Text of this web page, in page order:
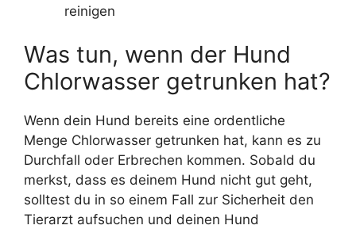
reinigen
Was tun, wenn der Hund
Chlorwasser getrunken hat?
Wenn dein Hund bereits eine ordentliche
Menge Chlorwasser getrunken hat, kann es zu
Durchfall oder Erbrechen kommen. Sobald du
merkst, dass es deinem Hund nicht gut geht,
solltest du in so einem Fall zur Sicherheit den
Tierarzt aufsuchen und deinen Hund